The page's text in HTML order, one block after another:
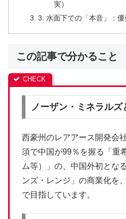
実）
3. 水面下での「本音」：
この記事で分かること
ノーザン・ミネラルズ
西豪州のレアアース開発会
須で中国が99％を握る「重
ム等）」の、中国外初とな
ンズ・レンジ」の商業化を
で目指しています。